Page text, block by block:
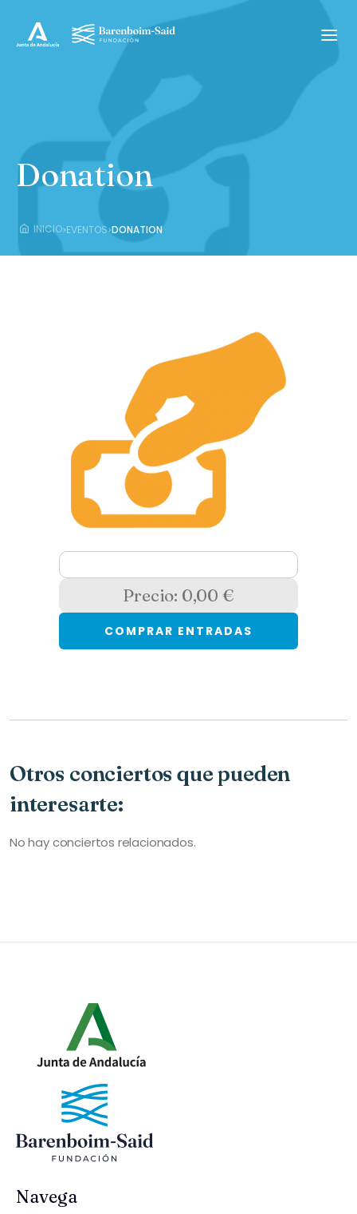
Donation
INICIO›EVENTOS›DONATION
Precio: 0,00 €
COMPRAR ENTRADAS
Otros conciertos que pueden
interesarte:
No hay conciertos relacionados.
Navega